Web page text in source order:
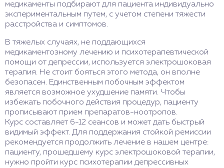
медикаменты подбирают для пациента индивидуально
экспериментальным путем, с учетом степени тяжести
расстройства и симптомов.
В тяжелых случаях, не поддающихся
медикаментозному лечению и психотерапевтической
помощи от депрессии, используется электрошоковая
терапия. Не стоит бояться этого метода, он вполне
безопасен. Единственным побочным эффектом
является возможное ухудшение памяти. Чтобы
избежать побочного действия процедур, пациенту
прописывают прием препаратов-ноотропов.
Курс составляет 6-12 сеансов и может дать быстрый
видимый эффект. Для поддержания стойкой ремиссии
рекомендуется продолжить лечение в нашем центре:
пациенту, прошедшему курс электрошоковой терапии,
нужно пройти курс психотерапии депрессивных